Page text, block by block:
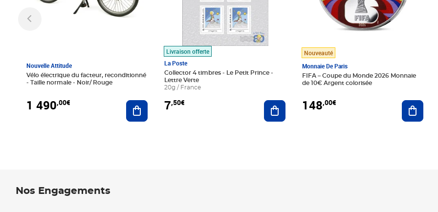
Nouvelle Attitude
Vélo électrique du facteur, reconditionné
- Taille normale - Noir/ Rouge
1 490,00€ Ajouter au panier
Livraison offerte
La Poste
Collector 4 timbres - Le Petit Prince -
Lettre Verte
20g / France
7,50€ Ajouter au panier
Nouveauté
Monnaie De Paris
FIFA – Coupe du Monde 2026 Monnaie
de 10€ Argent colorisée
148,00€
Nos Engagements